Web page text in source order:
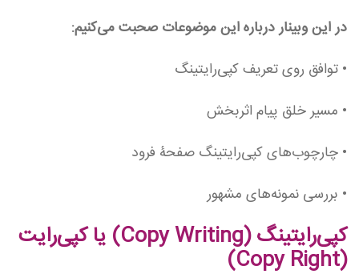
در این وبینار درباره این موضوعات صحبت می‌کنیم:
• توافق روی تعریف کپی‌رایتینگ
• مسیر خلق پیام اثربخش
• چارچوب‌های کپی‌رایتینگ صفحۀ فرود
• بررسی نمونه‌های مشهور
کپی‌رایتینگ (Copy Writing) یا کپی‌رایت
(Copy Right)